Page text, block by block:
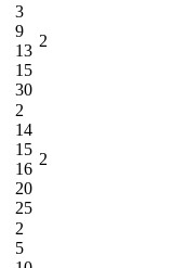
3
9
13
15
30
2
2
14
15
16
20
25
2
2
5